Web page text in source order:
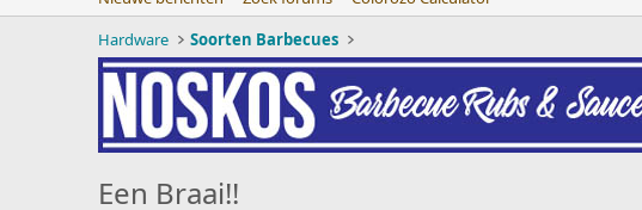
Hardware
Soorten Barbecues
Een Braai!!